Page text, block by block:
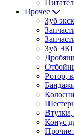
Прочее
Зуб
Зуб
Ротор,
Конус
Прочие